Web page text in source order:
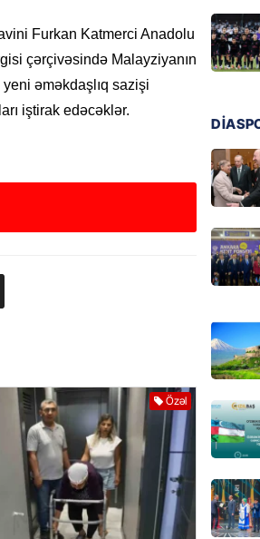
Furkan Katmerci Anadolu
çərçivəsində Malayziyanın
əməkdaşlıq sazişi
iştirak edəcəklər.
Özəl
17
olundu
qərarı
həkim
MANŞET
şikayət
işıq?
GÜNDƏM
Hərbi